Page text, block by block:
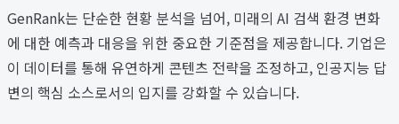
GenRank는 단순한 현황 분석을 넘어, 미래의 AI 검색 환경 변화
에 대한 예측과 대응을 위한 중요한 기준점을 제공합니다. 기업은
이 데이터를 통해 유연하게 콘텐츠 전략을 조정하고, 인공지능 답
변의 핵심 소스로서의 입지를 강화할 수 있습니다.